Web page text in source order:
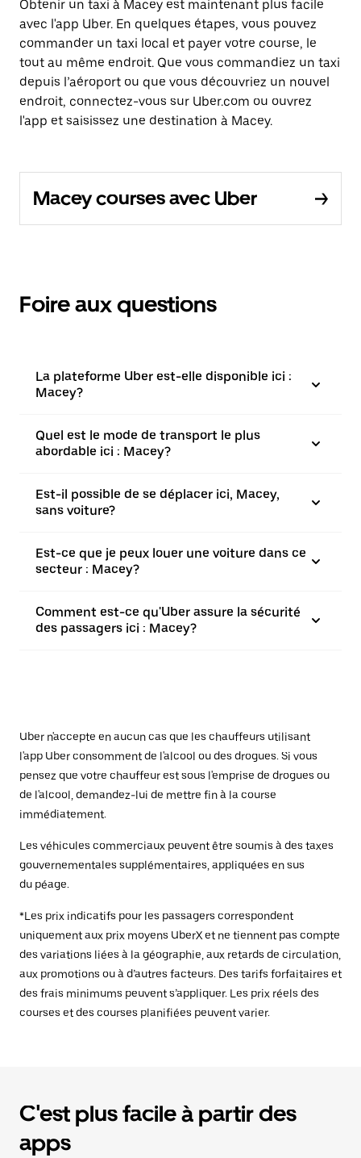
Obtenir un taxi à Macey est maintenant plus facile
avec l'app Uber. En quelques étapes, vous pouvez
commander un taxi local et payer votre course, le
tout au même endroit. Que vous commandiez un taxi
depuis l’aéroport ou que vous découvriez un nouvel
endroit, connectez-vous sur Uber.com ou ouvrez
l'app et saisissez une destination à Macey.
Macey courses avec Uber
Foire aux questions
La plateforme Uber est-elle disponible ici :
Macey?
Quel est le mode de transport le plus
abordable ici : Macey?
Est-il possible de se déplacer ici, Macey,
sans voiture?
Est-ce que je peux louer une voiture dans ce
secteur : Macey?
Comment est-ce qu'Uber assure la sécurité
des passagers ici : Macey?
Uber n'accepte en aucun cas que les chauffeurs utilisant
l'app Uber consomment de l'alcool ou des drogues. Si vous
pensez que votre chauffeur est sous l'emprise de drogues ou
de l'alcool, demandez-lui de mettre fin à la course
immédiatement.
Les véhicules commerciaux peuvent être soumis à des taxes
gouvernementales supplémentaires, appliquées en sus
du péage.
*Les prix indicatifs pour les passagers correspondent
uniquement aux prix moyens UberX et ne tiennent pas compte
des variations liées à la géographie, aux retards de circulation,
aux promotions ou à d’autres facteurs. Des tarifs forfaitaires et
des frais minimums peuvent s’appliquer. Les prix réels des
courses et des courses planifiées peuvent varier.
C'est plus facile à partir des
apps